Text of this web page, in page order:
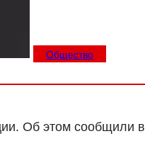
Общество
Об этом сообщили в